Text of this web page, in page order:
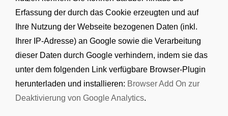
Erfassung der durch das Cookie erzeugten und auf
Ihre Nutzung der Webseite bezogenen Daten (inkl.
Ihrer IP-Adresse) an Google sowie die Verarbeitung
dieser Daten durch Google verhindern, indem sie das
unter dem folgenden Link verfügbare Browser-Plugin
herunterladen und installieren: Browser Add On zur
Deaktivierung von Google Analytics.